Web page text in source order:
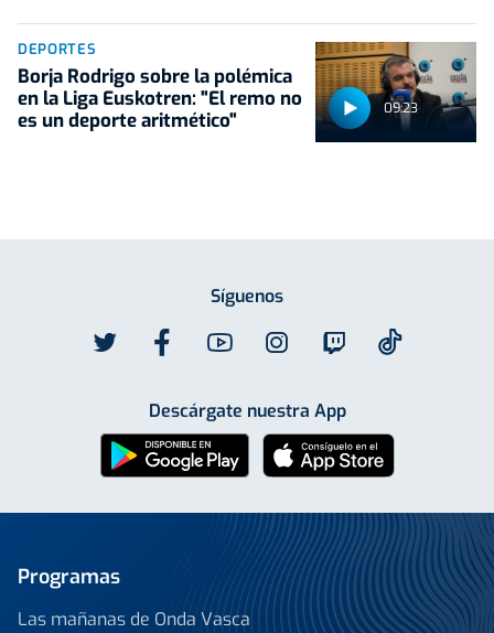
09:23
DEPORTES
Borja Rodrigo sobre la polémica
en la Liga Euskotren: "El remo no
es un deporte aritmético"
Síguenos
Descárgate nuestra App
Programas
Las mañanas de Onda Vasca